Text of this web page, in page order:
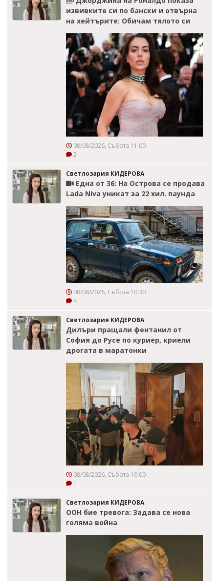
извивките си по бански и отвърна
на хейтърите: Обичам тялото си
08/08/2026, Събота 11:00
2
Светлозария КИДЕРОВА
Една от 36: На Острова се продава
Lada Niva уникат за 22 хил. паунда
08/08/2026, Събота 10:30
4
Светлозария КИДЕРОВА
Дилъри пращали фентанил от
София до Русе по куриер, криели
дрогата в маратонки
08/08/2026, Събота 10:00
1
Светлозария КИДЕРОВА
ООН бие тревога: Задава се нова
голяма война